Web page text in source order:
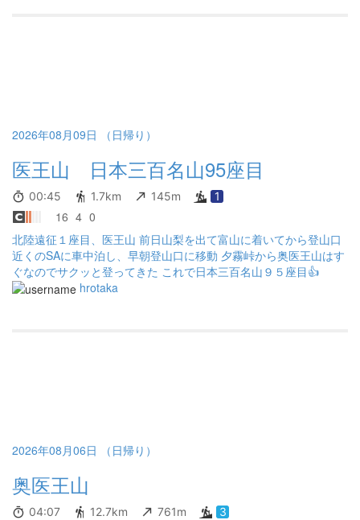
2026年08月09日 （日帰り）
医王山 日本三百名山95座目
00:45 1.7km 145m 1
16 4 0
北陸遠征１座目、医王山 前日山梨を出て富山に着いてから登山口
近くのSAに車中泊し、早朝登山口に移動 夕霧峠から奥医王山はす
ぐなのでサクッと登ってきた これで日本三百名山９５座目👍
hrotaka
2026年08月06日 （日帰り）
奥医王山
04:07 12.7km 761m 3